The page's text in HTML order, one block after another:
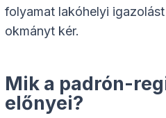
folyamat lakóhelyi
okmányt kér.
Mik a padrón-
előnyei?